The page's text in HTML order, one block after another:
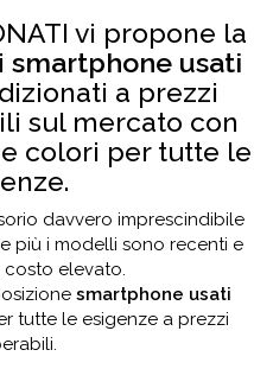
vi propone la
smartphone usati
a prezzi
sul mercato con
colori per tutte le
davvero imprescindibile
più i modelli sono recenti e
elevato.
smartphone usati
tutte le esigenze a prezzi